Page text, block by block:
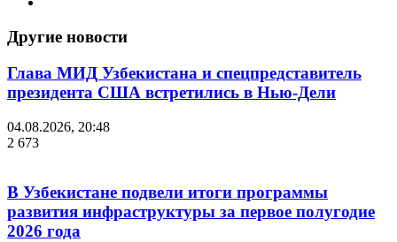
Другие новости
Глава МИД Узбекистана и спецпредставитель
президента США встретились в Нью-Дели
04.08.2026, 20:48
2 673
В Узбекистане подвели итоги программы
развития инфраструктуры за первое полугодие
2026 года